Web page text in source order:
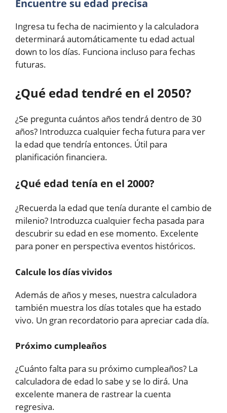
Encuentre su edad precisa
Ingresa tu fecha de nacimiento y la calculadora
determinará automáticamente tu edad actual
down to los días. Funciona incluso para fechas
futuras.
¿Qué edad tendré en el 2050?
¿Se pregunta cuántos años tendrá dentro de 30
años? Introduzca cualquier fecha futura para ver
la edad que tendría entonces. Útil para
planificación financiera.
¿Qué edad tenía en el 2000?
¿Recuerda la edad que tenía durante el cambio de
milenio? Introduzca cualquier fecha pasada para
descubrir su edad en ese momento. Excelente
para poner en perspectiva eventos históricos.
Calcule los días vividos
Además de años y meses, nuestra calculadora
también muestra los días totales que ha estado
vivo. Un gran recordatorio para apreciar cada día.
Próximo cumpleaños
¿Cuánto falta para su próximo cumpleaños? La
calculadora de edad lo sabe y se lo dirá. Una
excelente manera de rastrear la cuenta
regresiva.